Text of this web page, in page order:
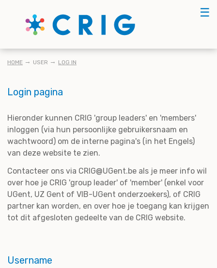
☰
KRUIMELPAD
HOME USER LOG IN
Login pagina
Hieronder kunnen CRIG 'group leaders' en 'members'
inloggen (via hun persoonlijke gebruikersnaam en
wachtwoord) om de interne pagina's (in het Engels)
van deze website te zien.
Contacteer ons via CRIG@UGent.be als je meer info wil
over hoe je CRIG 'group leader' of 'member' (enkel voor
UGent, UZ Gent of VIB-UGent onderzoekers), of CRIG
partner kan worden, en over hoe je toegang kan krijgen
tot dit afgesloten gedeelte van de CRIG website.
Username